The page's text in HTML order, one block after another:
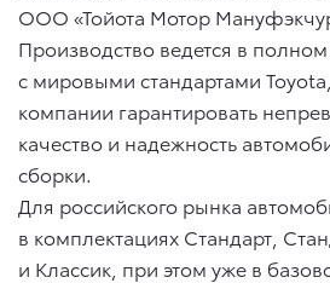
ООО «Тойота Мотор
Производство ведется в полном
с мировыми стандартами
компании гарантировать
качество и надежность
сборки.
Для российского рынка
в комплектациях Стандарт,
и Классик, при этом уже в